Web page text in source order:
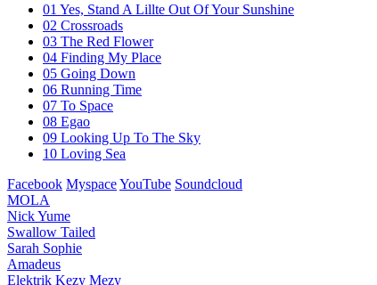
01 Yes, Stand A Lillte Out Of Your Sunshine
02 Crossroads
03 The Red Flower
04 Finding My Place
05 Going Down
06 Running Time
07 To Space
08 Egao
09 Looking Up To The Sky
10 Loving Sea
Facebook MyspaceYouTube Soundcloud
MOLA
Nick Yume
Swallow Tailed
Sarah Sophie
Amadeus
Elektrik Kezy Mezy